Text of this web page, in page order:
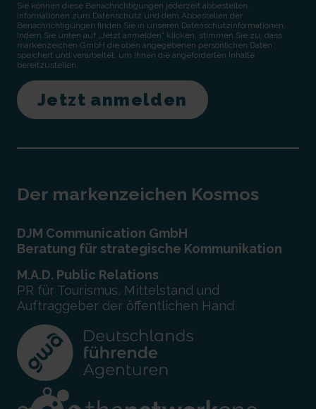
Sie können diese Benachrichtigungen jederzeit abbestellen.
Informationen zum Datenschutz und dem Abbestellen der
Benachrichtigungen finden Sie in unseren Datenschutzinformationen.
Indem Sie unten auf „Jetzt anmelden“ klicken, stimmen Sie zu, dass
markenzeichen GmbH die oben angegebenen persönlichen Daten
speichert und verarbeitet, um Ihnen die angeforderten Inhalte
bereitzustellen.
Der markenzeichen Kosmos
DJM Communication GmbH
Beratung für strategische Kommunikation
M.A.D. Public Relations
PR für Tourismus, Mittelstand und
Auftraggeber der öffentlichen Hand